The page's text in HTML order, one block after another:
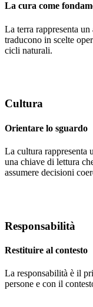
La cura come
La terra rappresenta
traducono in scelte
cicli naturali.
Cultura
Orientare lo sguardo
La cultura rappresenta
una chiave di lettura
assumere decisioni
Responsabilità
Restituire al contesto
La responsabilità è il
persone e con il